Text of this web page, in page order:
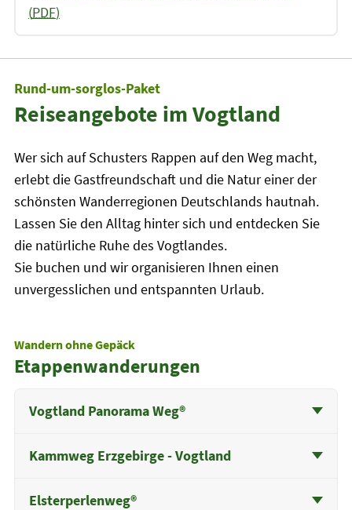
(PDF)
Rund-um-sorglos-Paket
Reiseangebote im Vogtland
Wer sich auf Schusters Rappen auf den Weg macht,
erlebt die Gastfreundschaft und die Natur einer der
schönsten Wanderregionen Deutschlands hautnah.
Lassen Sie den Alltag hinter sich und entdecken Sie
die natürliche Ruhe des Vogtlandes.
Sie buchen und wir organisieren Ihnen einen
unvergesslichen und entspannten Urlaub.
Wandern ohne Gepäck
Etappenwanderungen
Vogtland Panorama Weg®
Kammweg Erzgebirge - Vogtland
Elsterperlenweg®